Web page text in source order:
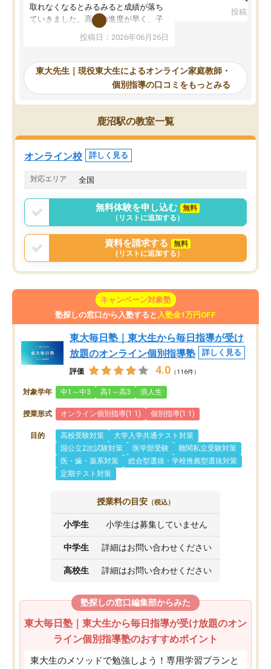
取れなくなるとみるみると成績が落ち
ていきました。高校の進度が早く、子
供も家に帰って勉強の話すると嫌な反
応を示します。東大先生にお願いして
れるので、親としても安心です。毎日
使える自習室とかもあり、わからない
ところがあれば先生が回答してくれる
のも重宝しています。
投稿日：2026年06月26日
で、当初は模試でD判定
自習室が毎日使えていつ
るのが心強かったよう
謝です。
投稿日：
東大先生｜現役東大生によるオンライン家庭教師・
個別指導の口コミをもっとみる
鹿沼駅の教室一覧
オンライン校 詳しく見る
対応エリア 全国
無料体験を申し込む
無料
（リストに追加する）
資料を請求する
無料
（リストに追加する）
キャンペーン対象塾
塾探しの窓口から入塾すると 入塾金1万円OFF
東大毎日塾｜東大生から毎日指導が受け
放題のオンライン個別指導塾
詳しく見る
評価 4.0 （116件）
対象学年 中1～中3 高1～高3 浪人生
授業形式 オンライン個別指導(1:1) 個別指導(1:1)
目的 高校受験対策
大学入学共通テスト対策
国公立2次試験対策
医学部受験
難関私立受験対策
医・歯・薬系対策
総合型選抜・学校推薦型選抜対策
定期テスト対策
授業料の目安 （税込）
小学生 小学生は募集していません
中学生 詳細はお問い合わせください
高校生 詳細はお問い合わせください
塾探しの窓口編集部からみた
東大毎日塾｜東大生から毎日指導が受け放題のオン
ライン個別指導塾のおすすめポイント
東大生のメソッドで勉強しよう！専用学習プランと